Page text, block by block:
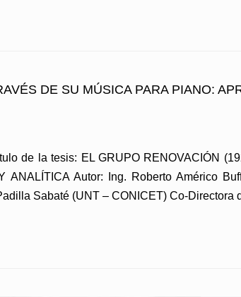
DE SU MÚSICA PARA PIANO:
de la tesis: EL GRUPO RENOVACIÓN
ANALÍTICA Autor: Ing. Roberto Américo
Sabaté (UNT – CONICET) Co-